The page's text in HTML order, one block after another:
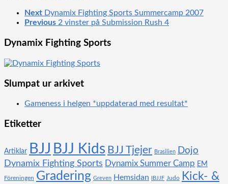
Next Dynamix Fighting Sports Summercamp 2007
Previous 2 vinster på Submission Rush 4
Dynamix Fighting Sports
Slumpat ur arkivet
Gameness i helgen *uppdaterad med resultat*
Etiketter
Artiklar BJJ BJJ Kids BJJ Tjejer Brasilien Dojo
Dynamix Fighting Sports Dynamix Summer Camp EM
Föreningen Gradering Greven Hemsidan IBJJF Judo Kick- &